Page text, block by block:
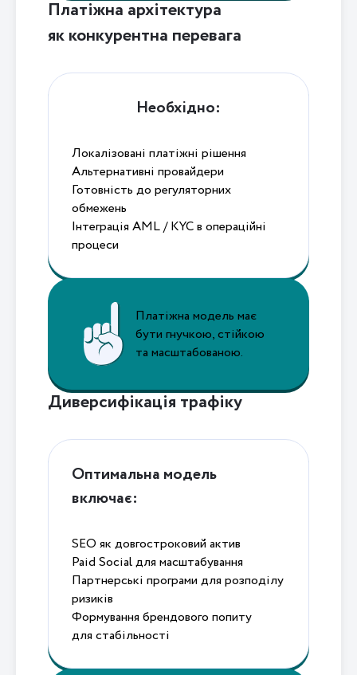
Платіжна архітектура
як конкурентна перевага
Необхідно:
Локалізовані платіжні рішення
Альтернативні провайдери
Готовність до регуляторних
обмежень
Інтеграція AML / KYC в операційні
процеси
Платіжна модель має
бути гнучкою, стійкою
та масштабованою.
Диверсифікація трафіку
Оптимальна модель
включає:
SEO як довгостроковий актив
Paid Social для масштабування
Партнерські програми для розподілу
ризиків
Формування брендового попиту
для стабільності